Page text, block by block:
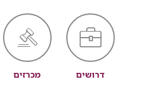
דרושים מכרזים